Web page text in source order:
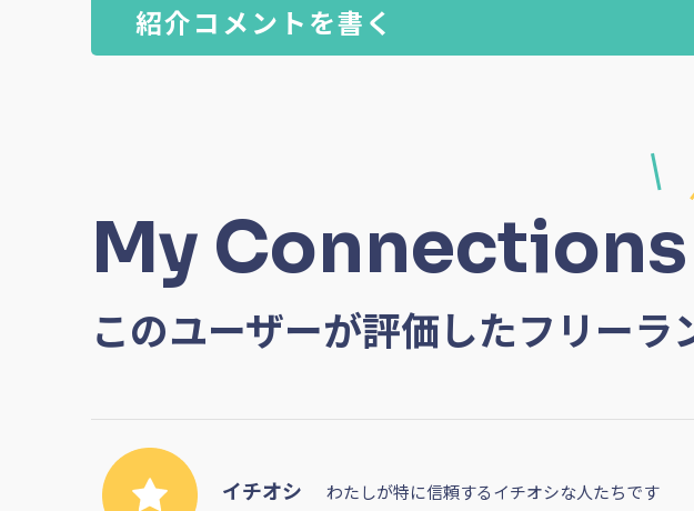
紹介コメントを書く
My Connections
このユーザーが評価したフリーラ
イチオシ わたしが特に信頼するイチオシな人たちです